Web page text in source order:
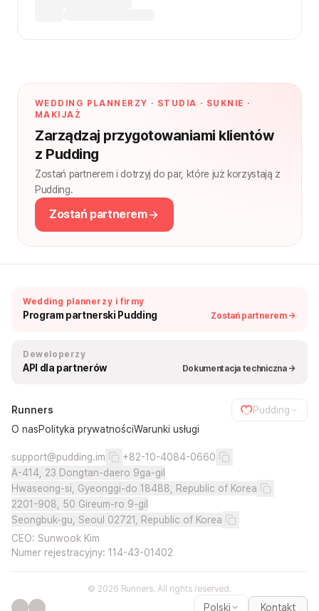
WEDDING PLANNERZY · STUDIA · SUKNIE ·
MAKIJAŻ
Zarządzaj przygotowaniami klientów
z Pudding
Zostań partnerem i dotrzyj do par, które już korzystają z
Pudding.
Zostań partnerem
Wedding plannerzy i firmy
Program partnerski Pudding Zostań partnerem →
Deweloperzy
API dla partnerów Dokumentacja techniczna →
Runners
Pudding
O nasPolityka prywatnościWarunki usługi
support@pudding.im
+82-10-4084-0660
A-414, 23 Dongtan-daero 9ga-gil
Hwaseong-si, Gyeonggi-do 18488, Republic of Korea
2201-908, 50 Gireum-ro 9-gil
Seongbuk-gu, Seoul 02721, Republic of Korea
CEO: Sunwook Kim
Numer rejestracyjny: 114-43-01402
© 2026 Runners. All rights reserved.
Polski Kontakt